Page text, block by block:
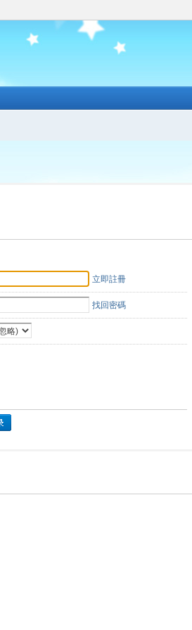
立即註冊
找回密碼